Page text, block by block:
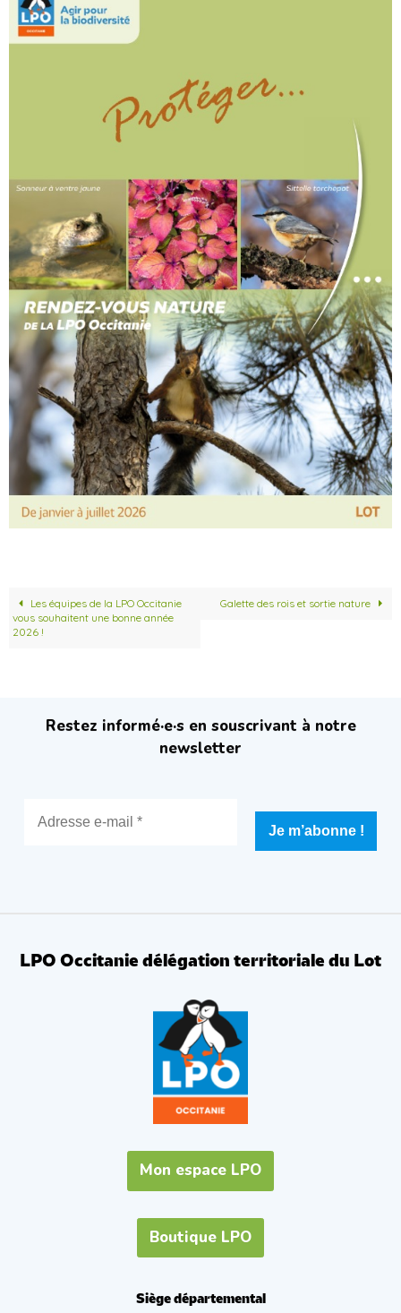
Les équipes de la LPO Occitanie
vous souhaitent une bonne année
2026 !
Galette des rois et sortie nature
Restez informé·e·s en souscrivant à notre
newsletter
LPO Occitanie délégation territoriale du Lot
Mon espace LPO
Boutique LPO
Siège départemental